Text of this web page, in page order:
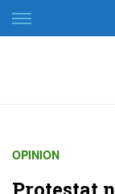
Skip
to
OPINION